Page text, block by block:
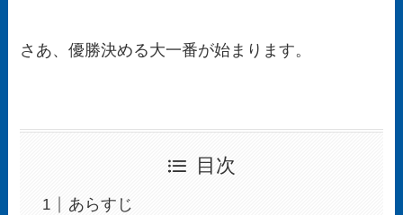
さあ、優勝決める大一番が始まります。
目次
あらすじ